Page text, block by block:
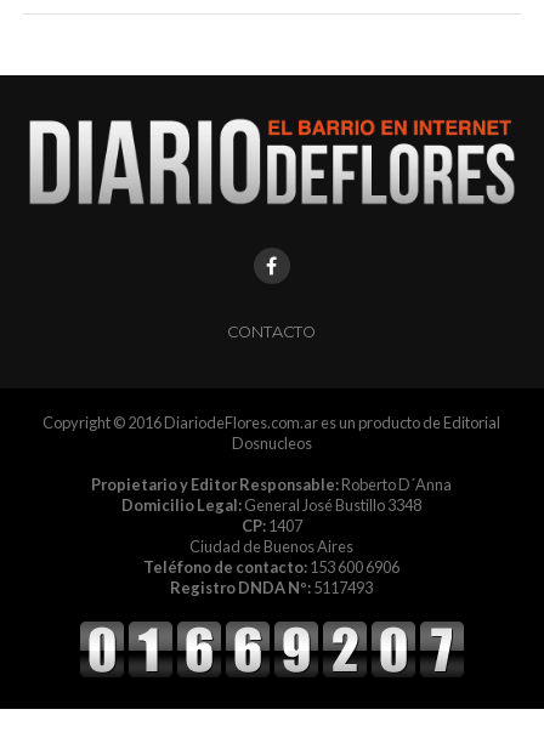
CONTACTO
Copyright © 2016 DiariodeFlores.com.ar es un producto de Editorial
Dosnucleos
Propietario y Editor Responsable:Roberto D´Anna
Domicilio Legal:General José Bustillo 3348
CP:1407
Ciudad de Buenos Aires
Teléfono de contacto:153 600 6906
Registro DNDA Nº:5117493